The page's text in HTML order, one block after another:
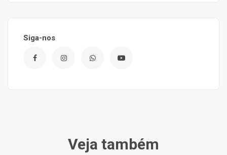
Siga-nos
Veja também